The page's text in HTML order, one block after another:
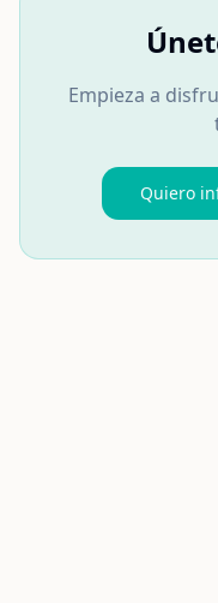
Empieza a
Quiero